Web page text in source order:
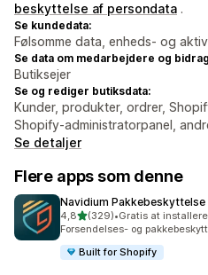
beskyttelse af persondata .
Se kundedata:
Følsomme data, enheds- og
Se data om medarbejdere og
Butiksejer
Se og rediger butiksdata:
Kunder, produkter, ordrer,
Shopify-administratorpanel,
Se detaljer
Flere apps som denne
Navidium Pakkebeskyttelse
4,8ud af 5 stjerner
(329)
329 anmeldelser i alt
•Gratis at installere
Forsendelses- og
Built for Shopify